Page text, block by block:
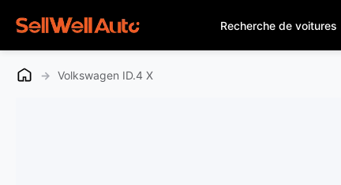
Recherche de voitures
→ Volkswagen ID.4 X